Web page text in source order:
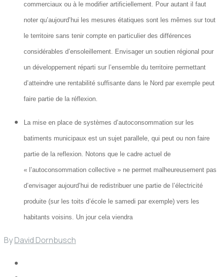
commerciaux ou à le modifier artificiellement. Pour autant il faut
noter qu’aujourd’hui les mesures étatiques sont les mêmes sur tout
le territoire sans tenir compte en particulier des différences
considérables d’ensoleillement. Envisager un soutien régional pour
un développement réparti sur l’ensemble du territoire permettant
d’atteindre une rentabilité suffisante dans le Nord par exemple peut
faire partie de la réflexion.
La mise en place de systèmes d’autoconsommation sur les
batiments municipaux est un sujet parallele, qui peut ou non faire
partie de la reflexion. Notons que le cadre actuel de
« l’autoconsommation collective » ne permet malheureusement pas
d’envisager aujourd’hui de redistribuer une partie de l’électricité
produite (sur les toits d’école le samedi par exemple) vers les
habitants voisins. Un jour cela viendra
ByDavid Dornbusch